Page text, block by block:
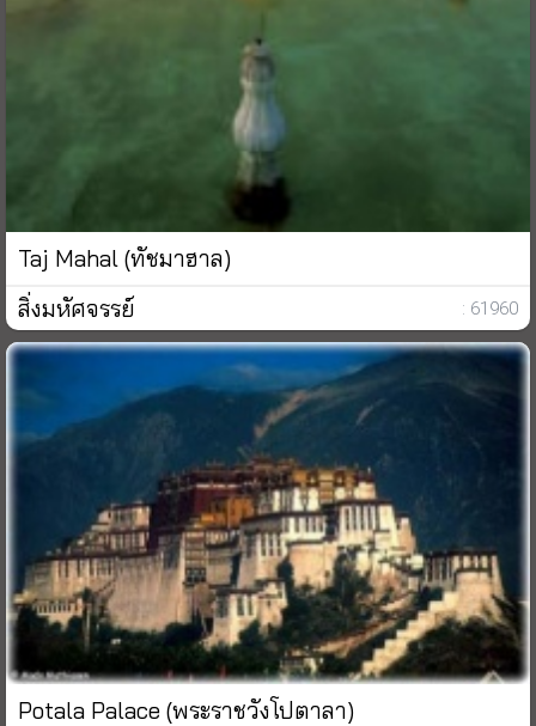
Taj Mahal (ทัชมาฮาล)
สิ่งมหัศจรรย์
: 61960
Potala Palace (พระราชวังโปตาลา)